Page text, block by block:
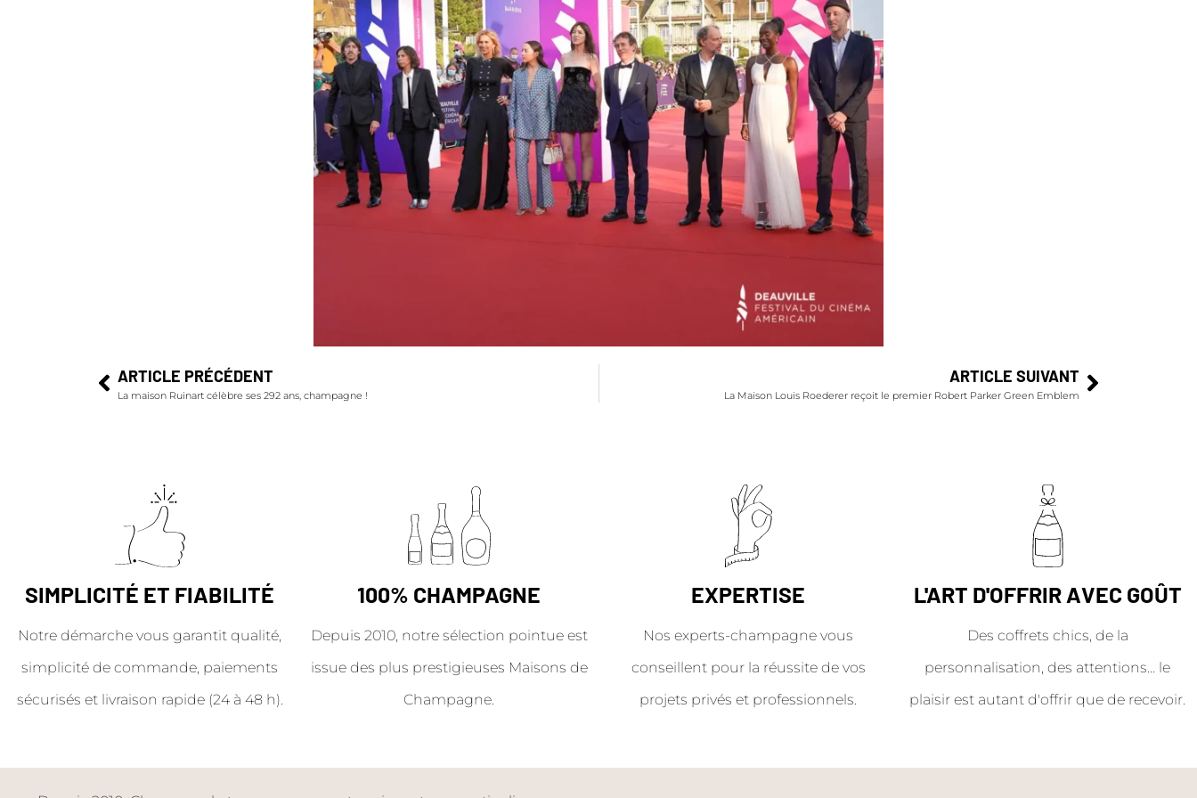
ARTICLE PRÉCÉDENT
La maison Ruinart célèbre ses 292 ans, champagne !
ARTICLE SUIVANT
La Maison Louis Roederer reçoit le premier Robert Parker Green Emblem
SIMPLICITÉ ET FIABILITÉ
Notre démarche vous garantit qualité,
simplicité de commande, paiements
sécurisés et livraison rapide (24 à 48 h).
100% CHAMPAGNE
Depuis 2010, notre sélection pointue est
issue des plus prestigieuses Maisons de
Champagne.
EXPERTISE
Nos experts-champagne vous
conseillent pour la réussite de vos
projets privés et professionnels.
L'ART D'OFFRIR AVEC GOÛT
Des coffrets chics, de la
personnalisation, des attentions… le
plaisir est autant d'offrir que de recevoir.